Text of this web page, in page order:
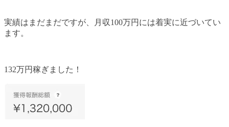
実績はまだまだですが、月収100万円には着実に近づいてい
ます。
132万円稼ぎました！